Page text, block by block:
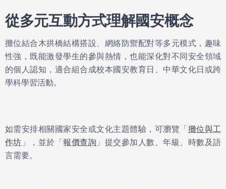
從多元互動方式理解國安概念
攤位結合木拱橋結構搭設、網絡防禦配對等多元模式，趣味
性強，既能激發學生的參與熱情，也能深化對不同安全領域
的個人認知，適合組合成校本國安教育日、中華文化日或跨
學科學習活動。
如需安排相關國家安全或文化主題體驗，可瀏覽「攤位與工
作坊 」，並於「報價查詢 」提交參加人數、年級、時數及語
言需要。